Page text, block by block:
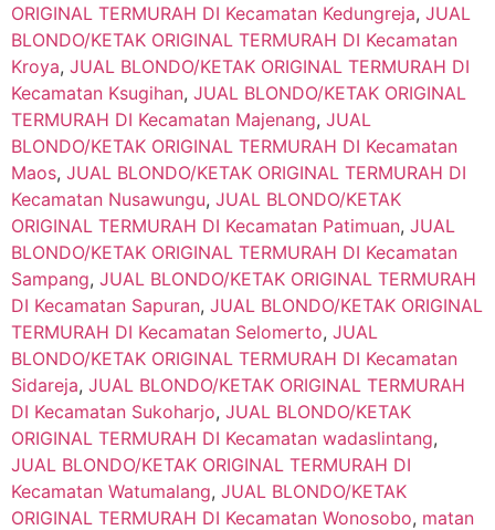
ORIGINAL TERMURAH DI Kecamatan Kedungreja, JUAL
BLONDO/KETAK ORIGINAL TERMURAH DI Kecamatan
Kroya, JUAL BLONDO/KETAK ORIGINAL TERMURAH DI
Kecamatan Ksugihan, JUAL BLONDO/KETAK ORIGINAL
TERMURAH DI Kecamatan Majenang, JUAL
BLONDO/KETAK ORIGINAL TERMURAH DI Kecamatan
Maos, JUAL BLONDO/KETAK ORIGINAL TERMURAH DI
Kecamatan Nusawungu, JUAL BLONDO/KETAK
ORIGINAL TERMURAH DI Kecamatan Patimuan, JUAL
BLONDO/KETAK ORIGINAL TERMURAH DI Kecamatan
Sampang, JUAL BLONDO/KETAK ORIGINAL TERMURAH
DI Kecamatan Sapuran, JUAL BLONDO/KETAK ORIGINAL
TERMURAH DI Kecamatan Selomerto, JUAL
BLONDO/KETAK ORIGINAL TERMURAH DI Kecamatan
Sidareja, JUAL BLONDO/KETAK ORIGINAL TERMURAH
DI Kecamatan Sukoharjo, JUAL BLONDO/KETAK
ORIGINAL TERMURAH DI Kecamatan wadaslintang,
JUAL BLONDO/KETAK ORIGINAL TERMURAH DI
Kecamatan Watumalang, JUAL BLONDO/KETAK
ORIGINAL TERMURAH DI Kecamatan Wonosobo, matan